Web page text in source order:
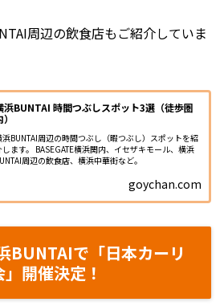
周辺の飲食店もご紹介していま
浜BUNTAI 時間つぶしスポット3選（徒歩圏
浜BUNTAI周辺の時間つぶし（暇つぶし）スポットを紹
します。 BASEGATE横浜関内、イセザキモール、横浜
周辺の飲食店、横浜中華街など。
goychan.com
BUNTAIで「日本カーリ
開催決定！